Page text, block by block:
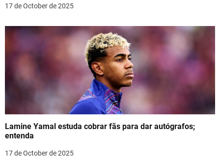
17 de October de 2025
Lamine Yamal estuda cobrar fãs para dar autógrafos;
entenda
17 de October de 2025